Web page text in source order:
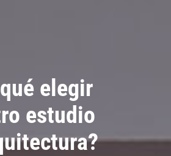
elegir
estudio